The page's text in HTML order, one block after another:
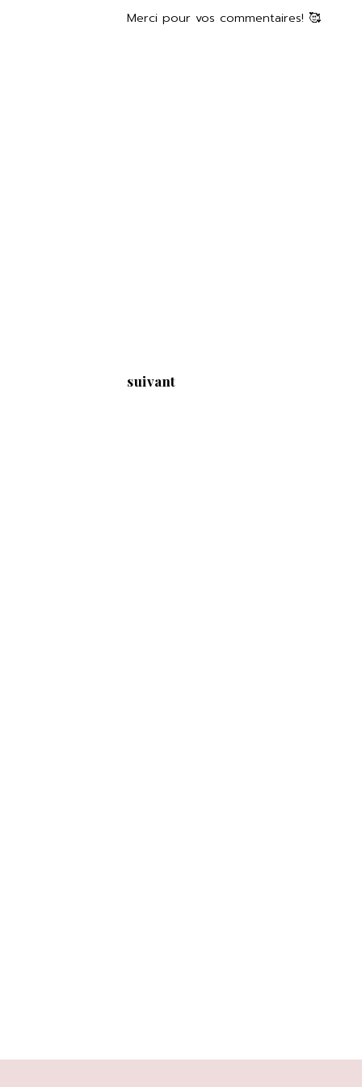
Merci pour vos commentaires! 🥰
suivant